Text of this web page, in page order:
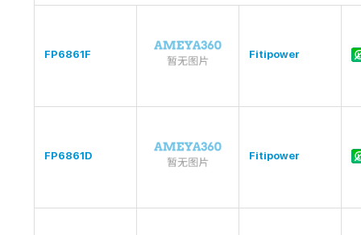
FP6861F Fitipower
FP6861D Fitipower